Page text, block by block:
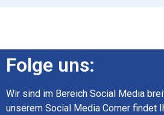
Folge uns:
Wir sind im Bereich Social Media
unserem Social Media Corner findet